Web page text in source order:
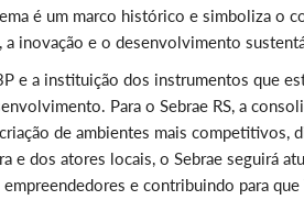
é um marco histórico e simboliza o
inovação e o desenvolvimento
e a instituição dos instrumentos que
Para o Sebrae RS, a
de ambientes mais competitivos,
e dos atores locais, o Sebrae seguirá
e contribuindo para